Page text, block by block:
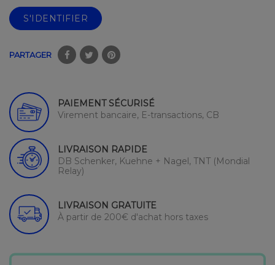
S'IDENTIFIER
PARTAGER
PAIEMENT SÉCURISÉ
Virement bancaire, E-transactions, CB
LIVRAISON RAPIDE
DB Schenker, Kuehne + Nagel, TNT (Mondial
Relay)
LIVRAISON GRATUITE
À partir de 200€ d'achat hors taxes